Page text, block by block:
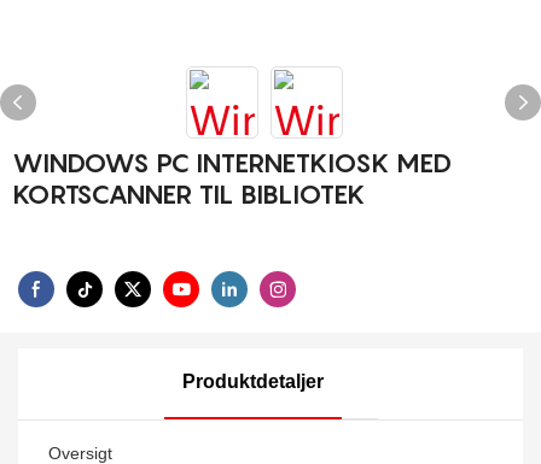
WINDOWS PC INTERNETKIOSK MED
KORTSCANNER TIL BIBLIOTEK
Produktdetaljer
Oversigt